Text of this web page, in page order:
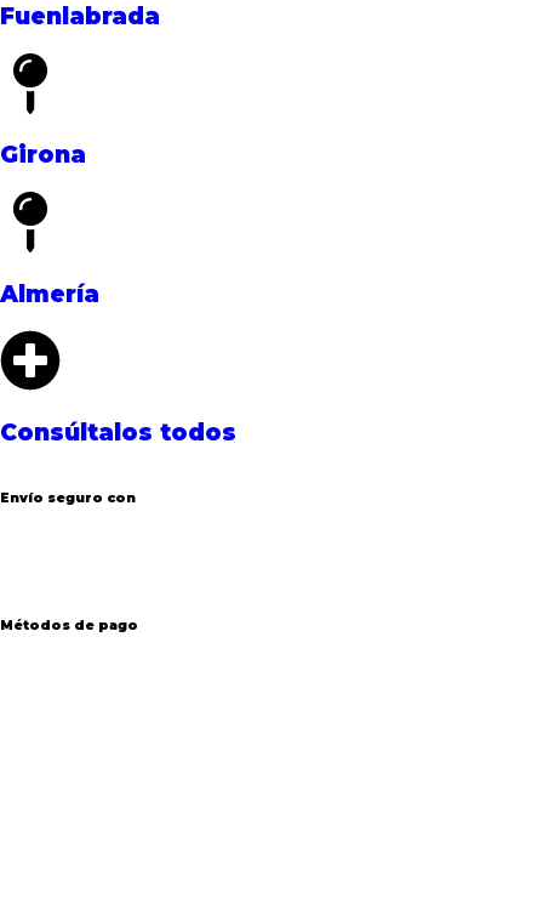
Fuenlabrada
Girona
Almería
Consúltalos todos
Envío seguro con
Métodos de pago